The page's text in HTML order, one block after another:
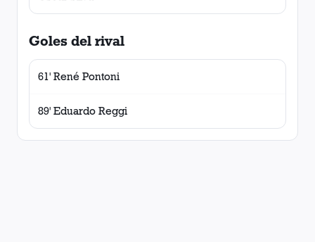
Goles del rival
61' René Pontoni
89' Eduardo Reggi